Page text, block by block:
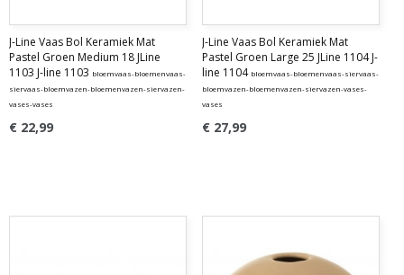
J-Line Vaas Bol Keramiek Mat
Pastel Groen Medium 18 JLine
1103 J-line 1103 bloemvaas-bloemenvaas-
siervaas-bloemvazen-bloemenvazen-siervazen-
vases-vases
€ 22,99
J-Line Vaas Bol Keramiek Mat
Pastel Groen Large 25 JLine 1104 J-
line 1104 bloemvaas-bloemenvaas-siervaas-
bloemvazen-bloemenvazen-siervazen-vases-
vases
€ 27,99